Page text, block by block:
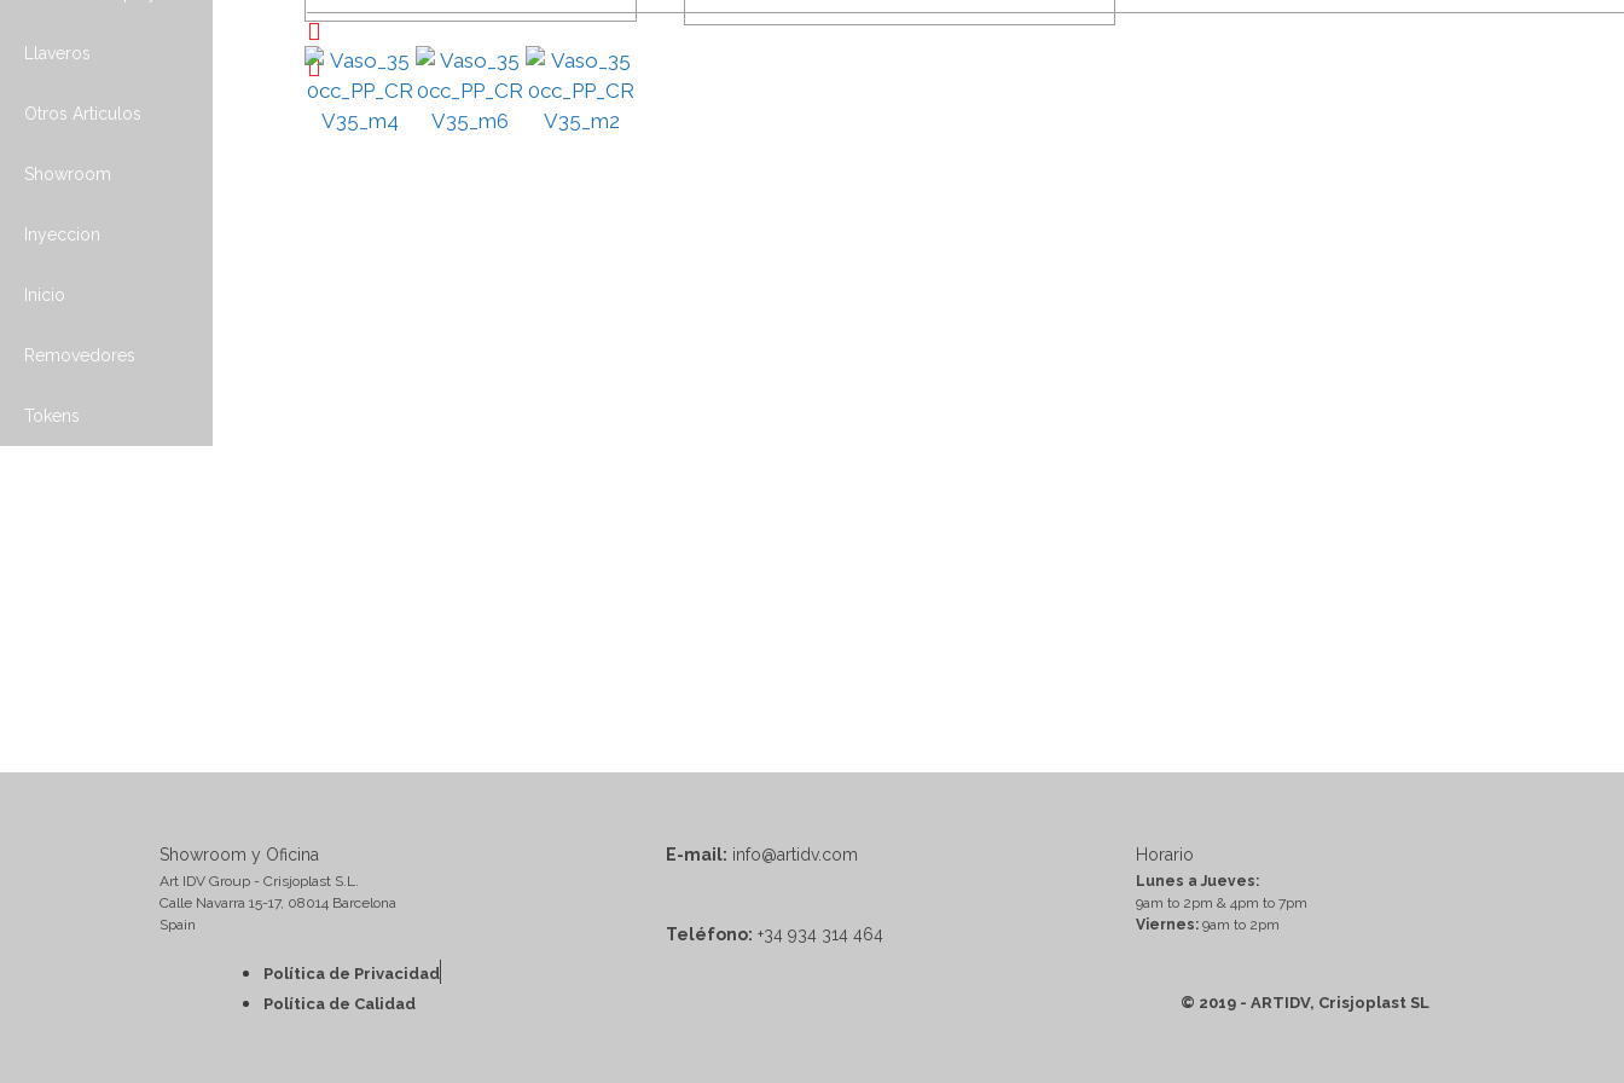
Llaveros
Otros Articulos
Showroom
Inyeccion
Inicio
Removedores
Tokens
Showroom y Oficina
Art IDV Group - Crisjoplast S.L.
Calle Navarra 15-17, 08014 Barcelona
Spain
E-mail: info@artidv.com
Teléfono: +34 934 314 464
Horario
Lunes a Jueves:
9am to 2pm & 4pm to 7pm
Viernes: 9am to 2pm
Política de Privacidad
Política de Calidad
© 2019 - ARTIDV, Crisjoplast SL